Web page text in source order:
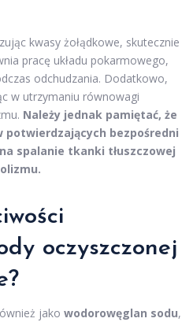
kwasy żołądkowe, skutecznie
pracę układu pokarmowego,
odchudzania. Dodatkowo,
w utrzymaniu równowagi
Należy jednak pamiętać, że
potwierdzających bezpośredni
spalanie tkanki tłuszczowej
oczyszczonej
jako wodorowęglan sodu,